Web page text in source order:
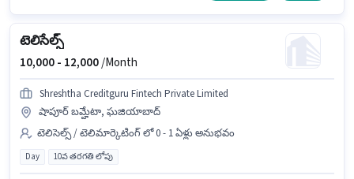
టెలిసేల్స్
10,000 - 12,000/Month
Shreshtha Creditguru Fintech Private Limited
షాపూర్ బమ్హేటా, ఘజియాబాద్
టెలిసెల్స్ / టెలిమార్కెటింగ్ లో 0 - 1 ఏళ్లు అనుభవం
Day 10వ తరగతి లోపు